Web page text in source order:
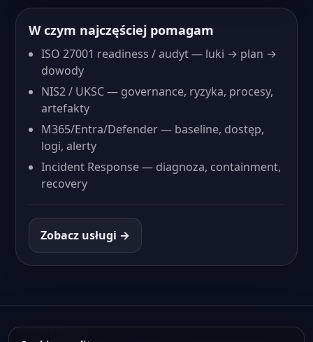
W czym najczęściej pomagam
ISO 27001 readiness / audyt — luki → plan →
dowody
NIS2 / UKSC — governance, ryzyka, procesy,
artefakty
M365/Entra/Defender — baseline, dostęp,
logi, alerty
Incident Response — diagnoza, containment,
recovery
Zobacz usługi →
©2026MSecure